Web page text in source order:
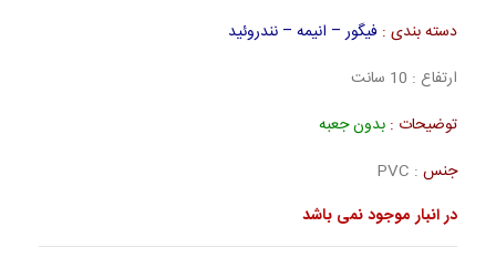
دسته بندی : فیگور – انیمه – نندروئید
ارتفاع : 10 سانت
توضیحات : بدون جعبه
جنس : PVC
در انبار موجود نمی باشد